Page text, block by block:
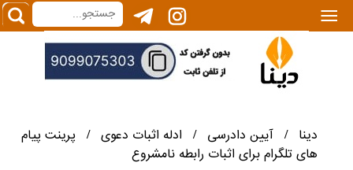
|||
دینا / آیین دادرسی / ادله اثبات دعوی /
پرینت پیام
های تلگرام برای اثبات رابطه نامشروع